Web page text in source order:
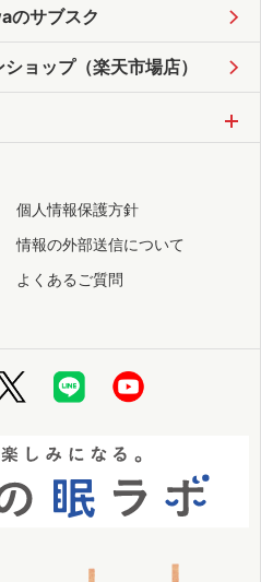
のサブスク
ョップ（楽天市場店）
個人情報保護方針
情報の外部送信について
よくあるご質問